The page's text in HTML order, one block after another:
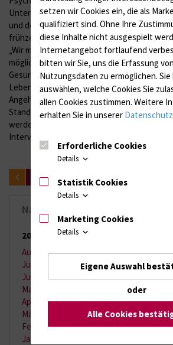
Unterstützung ergänzt die Angebote der
und der Universitätsmedizin Rostock und
frühzeitige Diagnose und Behandlung von
„Wir möchten die Menschen mit Demenz
möglichst frühzeitig in das regional
Gesundheitssystem einbinden. Hierdurch
Lebensqualität der Patienten und entlasten
Angehörigen“, sagt Prof. Dr. Wolfgang
Standortsprecher des DZNE Rostock/
werden jedes Jahr wiederholt, um
Interventionsmaßnahmen weiterhin wirksam
zurück
Nachrichten-Archiv
2026
(65 Einträge)
August 2026(2 Einträge)
Juli 2026
(11 Einträge)
Juni 2026(13 Einträge)
Mai 2026
April 2026(11 Einträge)
März 2026
(7 Einträge)
Februar 2026(6 Einträge)
Januar 2026
setzen wir Cookies ein, die als
qualifiziert sind. Ohne Ihre
diese Inhalte nicht ausgespielt
Internetangebot fortlaufend
bitten wir Sie, uns die Erfassung
Nutzungsdaten zu ermöglichen.
auswählen, welche Cookies Sie
allen Cookies zustimmen. Weitere
erhalten Sie in unserer
Erforderliche Cookies
Details
Statistik Cookies
Details
Marketing Cookies
Details
Eigene Auswahl
oder
Alle Cookies